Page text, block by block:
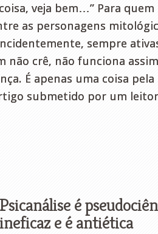
veja bem…” Para
as personagens
sempre
não crê, não funciona
É apenas uma coisa
submetido por um
Psicanálise é
ineficaz e é antiética